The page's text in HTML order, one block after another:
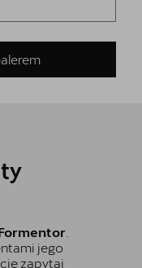
jego
zapytaj